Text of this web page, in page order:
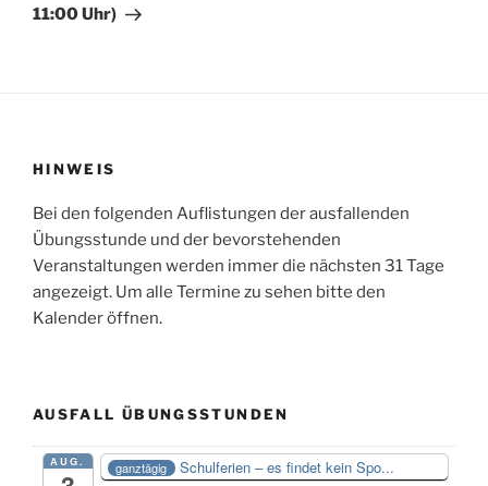
11:00 Uhr)
HINWEIS
Bei den folgenden Auflistungen der ausfallenden
Übungsstunde und der bevorstehenden
Veranstaltungen werden immer die nächsten 31 Tage
angezeigt. Um alle Termine zu sehen bitte den
Kalender öffnen.
AUSFALL ÜBUNGSSTUNDEN
AUG. ganztägig Schulferien – es findet kein Spo...